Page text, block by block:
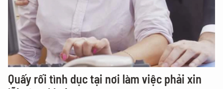
Quấy rối tình dục tại nơi làm việc phải xin